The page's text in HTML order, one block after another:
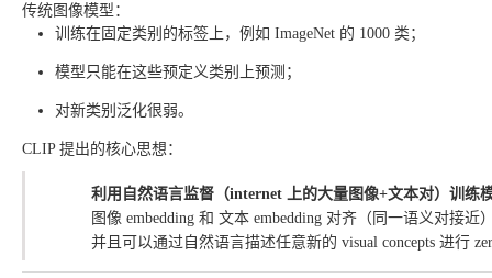
传统图像模型：
训练在固定类别的标签上，例如 ImageNet 的 1000 类；
模型只能在这些预定义类别上预测；
对新类别泛化很弱。
CLIP 提出的核心思想：
利用自然语言监督（internet 上的大量图像+文本对）训练
图像 embedding 和 文本 embedding 对齐（同一语义对接近
并且可以通过自然语言描述任意新的 visual concepts 进行